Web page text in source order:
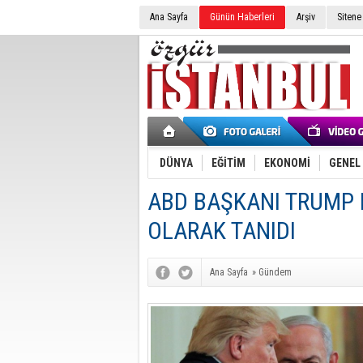
Ana Sayfa Günün Haberleri Arşiv
DÜNYA EĞİTİM EKONOMİ GENEL
ABD BAŞKANI
OLARAK TANIDI
Ana Sayfa » Gündem